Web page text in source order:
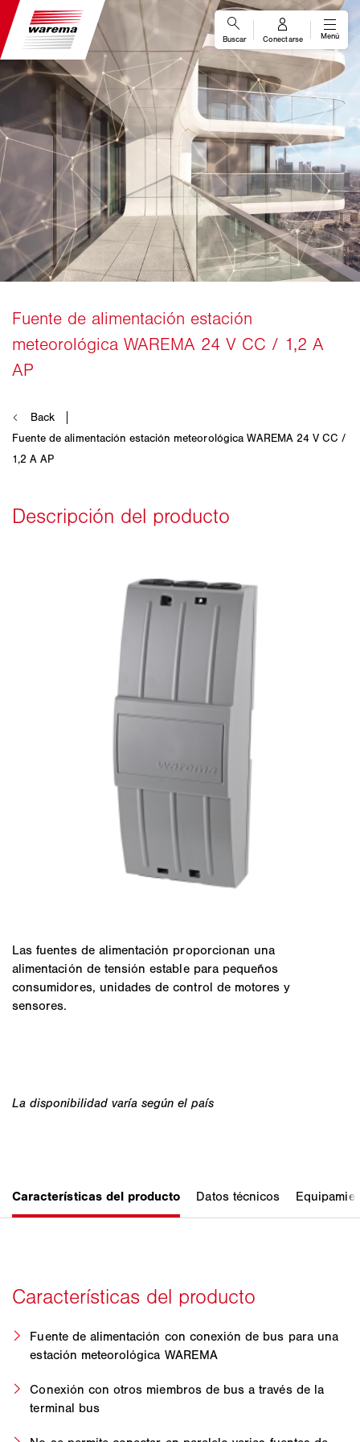
Las fuentes de alimentación proporcionan una
alimentación de tensión estable para pequeños
consumidores, unidades de control de motores y
sensores.
Fuente de alimentación con conexión de bus para una
estación meteorológica WAREMA
Conexión con otros miembros de bus a través de la
terminal bus